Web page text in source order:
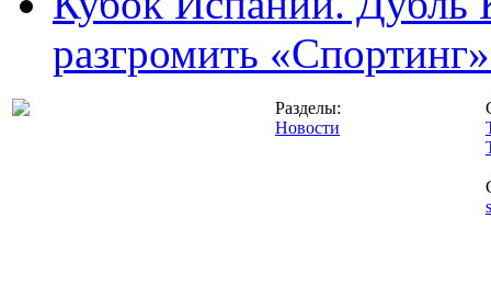
разгромить
Разделы:
Новости